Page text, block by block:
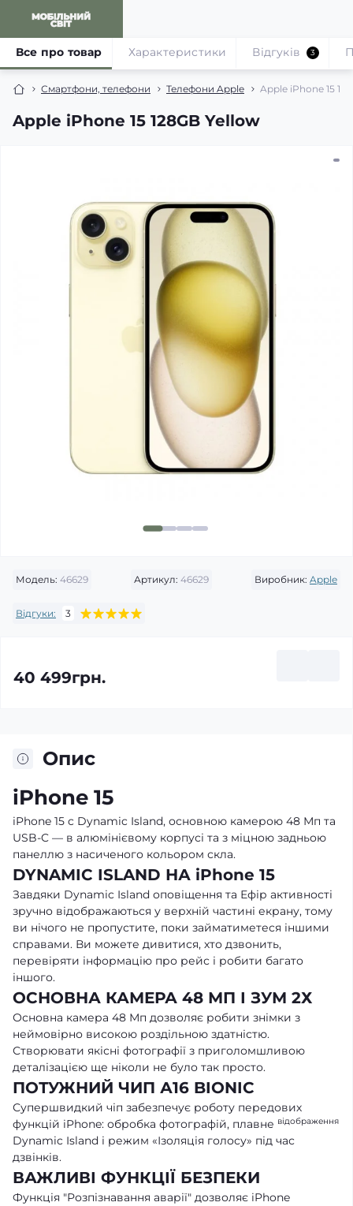
Смартфони, телефони Телефони Apple Apple iPhone 15
Apple iPhone 15 128GB Yellow
Все про товар Характеристики Відгуків 3
Модель: 46629 Артикул: 46629 Виробник: Apple
Відгуки: 3
40 499грн.
Опис
iPhone 15
iPhone 15 c Dynamic Island, основною камерою 48 Мп та
USB-C — в алюмінієвому корпусі та з міцною задньою
панеллю з насиченого кольором скла.
DYNAMIC ISLAND НА iPhone 15
Завдяки Dynamic Island оповіщення та Ефір активності
зручно відображаються у верхній частині екрану, тому
ви нічого не пропустите, поки займатиметеся іншими
справами. Ви можете дивитися, хто дзвонить,
перевіряти інформацію про рейс і робити багато
іншого.
ОСНОВНА КАМЕРА 48 МП І ЗУМ 2Х
Основна камера 48 Мп дозволяє робити знімки з
неймовірно високою роздільною здатністю.
Створювати якісні фотографії з приголомшливою
деталізацією ще ніколи не було так просто.
ПОТУЖНИЙ ЧИП А16 BIONIC
Супершвидкий чіп забезпечує роботу передових
функцій iPhone: обробка фотографій, плавне відображення
Dynamic Island і режим «Ізоляція голосу» під час
дзвінків.
ВАЖЛИВІ ФУНКЦІЇ БЕЗПЕКИ
Функція "Розпізнавання аварії" дозволяє iPhone